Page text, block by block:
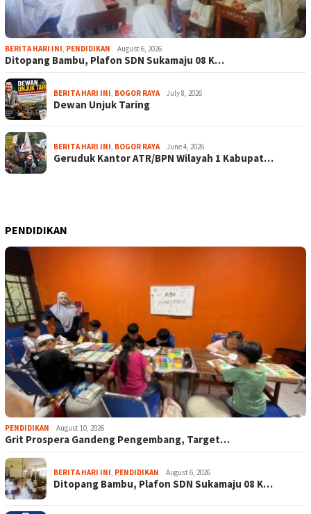
BERITA HARI INI, PENDIDIKAN August 6, 2026
Ditopang Bambu, Plafon SDN Sukamaju 08 K…
BERITA HARI INI, BOGOR RAYA July 8, 2026
Dewan Unjuk Taring
BERITA HARI INI, BOGOR RAYA June 4, 2026
Geruduk Kantor ATR/BPN Wilayah 1 Kabupat…
PENDIDIKAN
PENDIDIKAN August 10, 2026
Grit Prospera Gandeng Pengembang, Target…
BERITA HARI INI, PENDIDIKAN August 6, 2026
Ditopang Bambu, Plafon SDN Sukamaju 08 K…